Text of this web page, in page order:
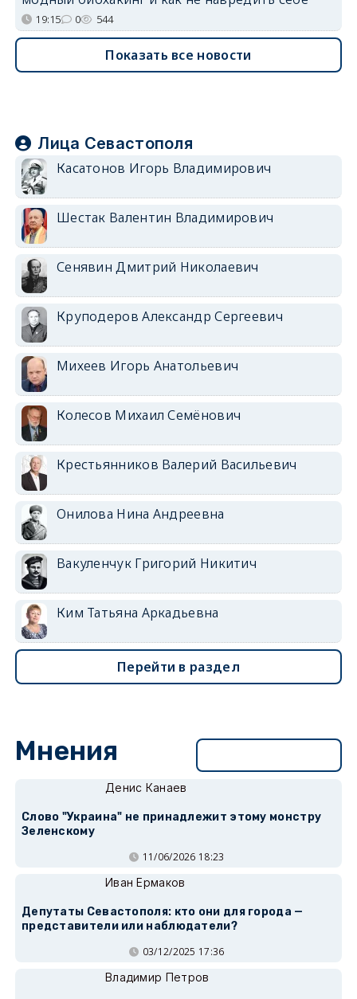
19:15 0 544
Показать все новости
Лица Севастополя
Касатонов Игорь Владимирович
Шестак Валентин Владимирович
Сенявин Дмитрий Николаевич
Круподеров Александр Сергеевич
Михеев Игорь Анатольевич
Колесов Михаил Семёнович
Крестьянников Валерий Васильевич
Онилова Нина Андреевна
Вакуленчук Григорий Никитич
Ким Татьяна Аркадьевна
Перейти в раздел
Мнения
Денис Канаев
Слово "Украина" не принадлежит этому монстру
Зеленскому
11/06/2026 18:23
Иван Ермаков
Депутаты Севастополя: кто они для города —
представители или наблюдатели?
03/12/2025 17:36
Владимир Петров